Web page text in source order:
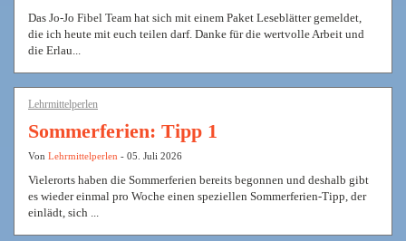
Das Jo-Jo Fibel Team hat sich mit einem Paket Leseblätter gemeldet,
die ich heute mit euch teilen darf. Danke für die wertvolle Arbeit und
die Erlau...
Lehrmittelperlen
Sommerferien: Tipp 1
Von Lehrmittelperlen - 05. Juli 2026
Vielerorts haben die Sommerferien bereits begonnen und deshalb gibt
es wieder einmal pro Woche einen speziellen Sommerferien-Tipp, der
einlädt, sich ...